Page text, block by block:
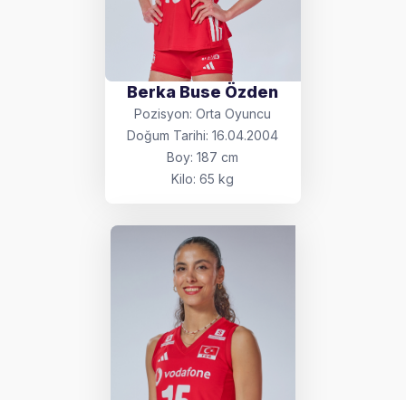
Berka Buse Özden
Pozisyon: Orta Oyuncu
Doğum Tarihi: 16.04.2004
Boy: 187 cm
Kilo: 65 kg